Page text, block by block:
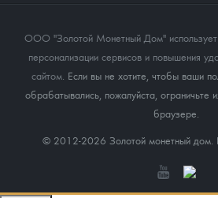
ООО "Золотой Монетный Дом"
персонализации сервисов и повышения
сайтом. Если вы не хотите, чтобы ваши
обрабатывались, пожалуйста, ограничьте
браузере.
© 2012-2026 Золотой монетный дом.